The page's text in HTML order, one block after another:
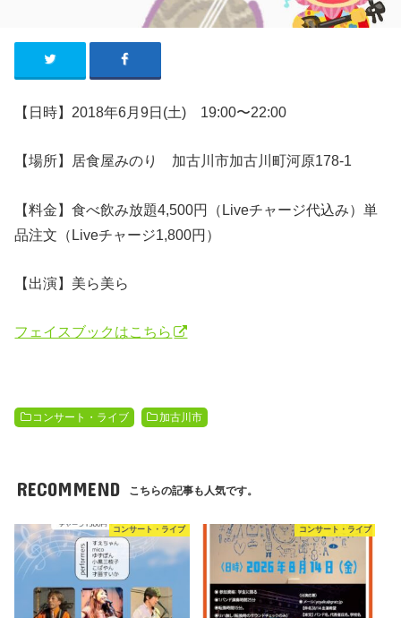
【日時】2018年6月9日(土) 19:00〜22:00
【場所】居食屋みのり 加古川市加古川町河原178-1
【料金】食べ飲み放題4,500円（Liveチャージ代込み）単
品注文（Liveチャージ1,800円）
【出演】美ら美ら
フェイスブックはこちら
コンサート・ライブ 加古川市
RECOMMEND こちらの記事も人気です。
コンサート・ライブ コンサート・ライブ